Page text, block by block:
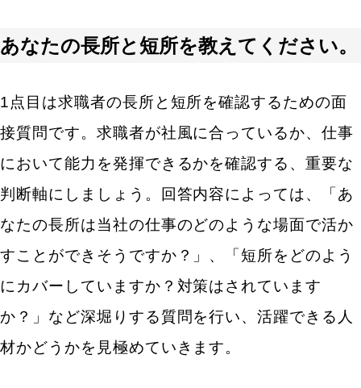
あなたの長所と短所を教えてください。
1点目は求職者の長所と短所を確認するための面
接質問です。求職者が社風に合っているか、仕事
において能力を発揮できるかを確認する、重要な
判断軸にしましょう。回答内容によっては、「あ
なたの長所は当社の仕事のどのような場面で活か
すことができそうですか？」、「短所をどのよう
にカバーしていますか？対策はされています
か？」など深堀りする質問を行い、活躍できる人
材かどうかを見極めていきます。